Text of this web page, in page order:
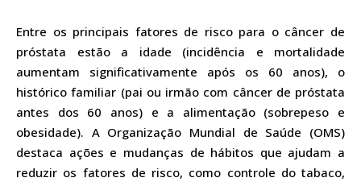
Entre os principais fatores de risco para o câncer de
próstata estão a idade (incidência e mortalidade
aumentam significativamente após os 60 anos), o
histórico familiar (pai ou irmão com câncer de próstata
antes dos 60 anos) e a alimentação (sobrepeso e
obesidade). A Organização Mundial de Saúde (OMS)
destaca ações e mudanças de hábitos que ajudam a
reduzir os fatores de risco, como controle do tabaco,